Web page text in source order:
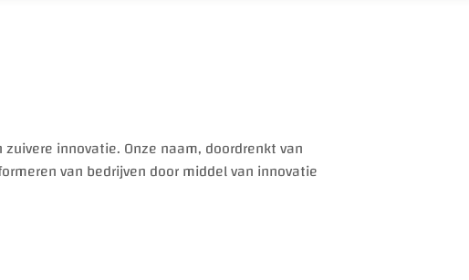
innovatie. Onze naam, doordrenkt van
van bedrijven door middel van innovatie